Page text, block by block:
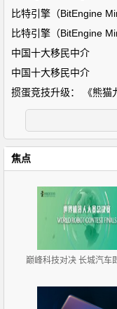
比特引擎（BitEngine
比特引擎（BitEngine
中国十大移民中介
中国十大移民中介
掼蛋竞技升级： 《熊猫
焦点
巅峰科技对决 长城汽车即将迎来2019世界机